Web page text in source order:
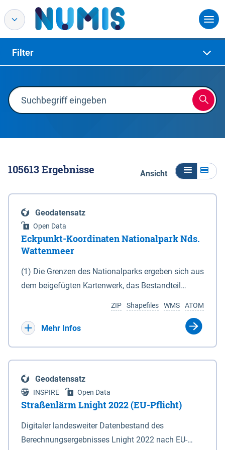
Filter
105613Ergebnisse Ansicht
Geodatensatz
Open Data
Eckpunkt-Koordinaten Nationalpark Nds.
Wattenmeer
(1) Die Grenzen des Nationalparks ergeben sich aus
dem beigefügten Kartenwerk, das Bestandteil
(DTK) im Maßstab 1 : 100 000 (Anlage 2), 2.
verkleinerte Amtliche Karte 1 : 5 000 (AK5) im
projizierte Koordinaten im Europäischen
Terrestrischen Referenzsystem 1989 (ETRS 89) mit
der Universalen Transversalen Mercator-Abbildung
bezogen auf die Zone 32 N (UTM 32N) dargestellt
(Anlage 4); Gleiches gilt für die geografischen
ATOM
WMS
Shapefiles
ZIP
Mehr Infos
Geodatensatz
INSPIRE Open Data
Straßenlärm Lnight 2022 (EU-Pflicht)
Digitaler landesweiter Datenbestand des
Berechnungsergebnisses Lnight 2022 nach EU-